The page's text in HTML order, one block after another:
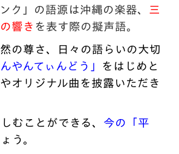
ク 」の語源は沖縄の楽器、
三
の響き を表す際の擬声語。
の尊さ、日々の語らいの大切
やんてぃんどう」
をはじめと
オリジナル曲を披露いただき
むことができる、 今の「平
う。